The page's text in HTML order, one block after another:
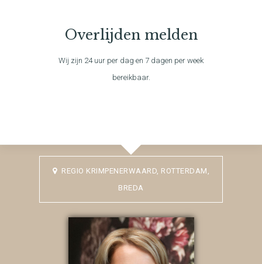
Overlijden melden
Wij zijn 24 uur per dag en 7 dagen per week
bereikbaar.
REGIO KRIMPENERWAARD, ROTTERDAM,
BREDA